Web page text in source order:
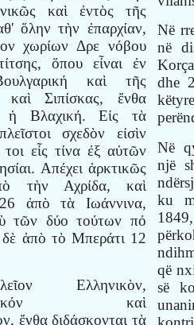
καὶ ἐντὸς τῆς
ὅλην τὴν ἐπαρχίαν,
χωρίων Δρε νόβου
ὅπου εἶναι ἐν
καὶ τῆς
καὶ Σιπίσκας, ἔνθα
ἡ Βλαχική. Εἰς τὰ
σχεδὸν εἰσὶν
εἷς τίνα ἐξ αὐτῶν
Απέχει ἀρκτικῶς
τὴν Αχρίδα, καὶ
ἀπὸ τὰ Ιωάννινα,
τῶν δύο τούτων πό
δὲ ἀπὸ τὸ Μπεράτι 12
Ελληνικὸν,
καὶ
ἔνθα διδάσκονται τὰ
Në
në
dhe
Në
një
ku
që
së